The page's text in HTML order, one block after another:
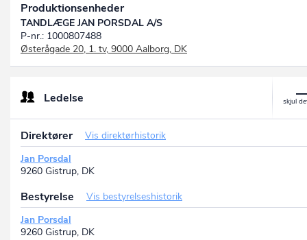
Produktionsenheder
TANDLÆGE JAN PORSDAL A/S
P-nr.: 1000807488
Østerågade 20, 1. tv, 9000 Aalborg, DK
Ledelse
Direktører
Vis direktørhistorik
Jan Porsdal
9260 Gistrup, DK
Bestyrelse
Vis bestyrelseshistorik
Jan Porsdal
9260 Gistrup, DK